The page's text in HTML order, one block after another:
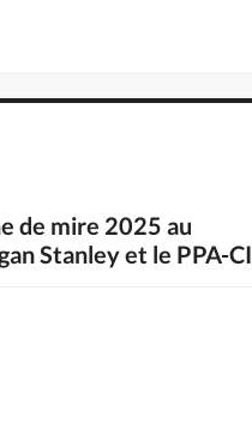
de mire 2025 au
Stanley et le PPA-CI